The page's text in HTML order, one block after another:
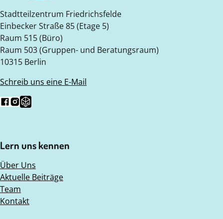
Stadtteilzentrum Friedrichsfelde
Einbecker Straße 85 (Etage 5)
Raum 515 (Büro)
Raum 503 (Gruppen- und Beratungsraum)
10315 Berlin
Schreib uns eine E-Mail
Folg uns auf Facebook
Folg uns auf Instagram
Folge uns auf Nebenan.de
Lern uns kennen
Über Uns
Aktuelle Beiträge
Team
Kontakt